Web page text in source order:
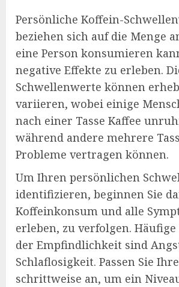
Persönliche Koffein-
beziehen sich auf die Menge
eine Person konsumieren
negative Effekte zu erleben.
Schwellenwerte können
variieren, wobei einige
nach einer Tasse Kaffee
während andere mehrere
Probleme vertragen können.
Um Ihren persönlichen
identifizieren, beginnen Sie
Koffeinkonsum und alle
erleben, zu verfolgen. Häufige
der Empfindlichkeit sind
Schlaflosigkeit. Passen Sie
schrittweise an, um ein